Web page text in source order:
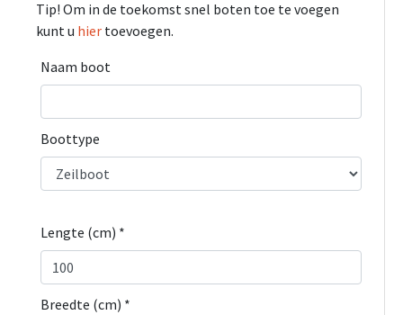
Tip! Om in de toekomst snel boten toe te voegen
kunt u hier toevoegen.
Naam boot
Boottype
Lengte (cm) *
Breedte (cm) *